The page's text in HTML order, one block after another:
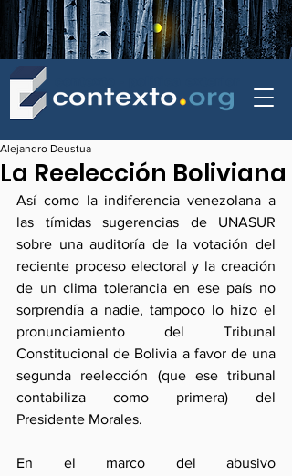
La Reelección Boliviana
Alejandro Deustua
Así como la indiferencia venezolana a
las tímidas sugerencias de UNASUR
sobre una auditoría de la votación del
reciente proceso electoral y la creación
de un clima tolerancia en ese país no
sorprendía a nadie, tampoco lo hizo el
pronunciamiento del Tribunal
Constitucional de Bolivia a favor de una
segunda reelección (que ese tribunal
contabiliza como primera) del
Presidente Morales.
En el marco del abusivo